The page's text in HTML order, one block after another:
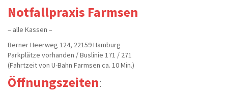
Notfallpraxis Farmsen
– alle Kassen –
Berner Heerweg 124, 22159 Hamburg
Parkplätze vorhanden / Buslinie 171 / 271
(Fahrtzeit von U-Bahn Farmsen ca. 10 Min.)
Öffnungszeiten: